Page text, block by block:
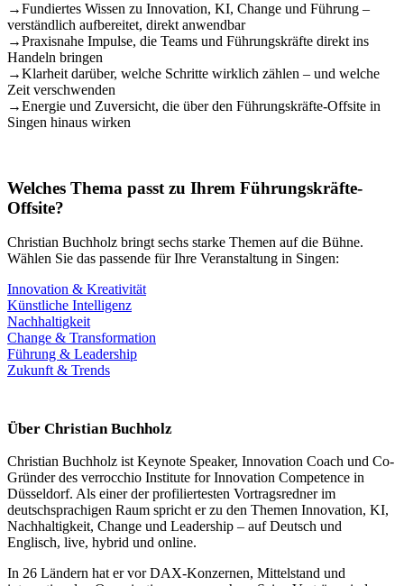
→Fundiertes Wissen zu Innovation, KI, Change und Führung –
verständlich aufbereitet, direkt anwendbar
→Praxisnahe Impulse, die Teams und Führungskräfte direkt ins
Handeln bringen
→Klarheit darüber, welche Schritte wirklich zählen – und welche
Zeit verschwenden
→Energie und Zuversicht, die über den Führungskräfte-Offsite in
Singen hinaus wirken
Welches Thema passt zu Ihrem Führungskräfte-
Offsite?
Christian Buchholz bringt sechs starke Themen auf die Bühne.
Wählen Sie das passende für Ihre Veranstaltung in Singen:
Innovation & Kreativität
Künstliche Intelligenz
Nachhaltigkeit
Change & Transformation
Führung & Leadership
Zukunft & Trends
Über Christian Buchholz
Christian Buchholz ist Keynote Speaker, Innovation Coach und Co-
Gründer des verrocchio Institute for Innovation Competence in
Düsseldorf. Als einer der profiliertesten Vortragsredner im
deutschsprachigen Raum spricht er zu den Themen Innovation, KI,
Nachhaltigkeit, Change und Leadership – auf Deutsch und
Englisch, live, hybrid und online.
In 26 Ländern hat er vor DAX-Konzernen, Mittelstand und